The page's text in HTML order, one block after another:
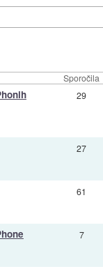
Sporočila
29
27
61
7